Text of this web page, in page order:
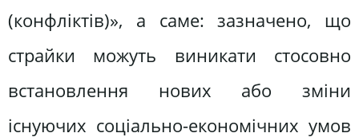
(конфліктів)», а саме: зазначено, що
страйки можуть виникати стосовно
встановлення нових або зміни
існуючих соціально-економічних умов